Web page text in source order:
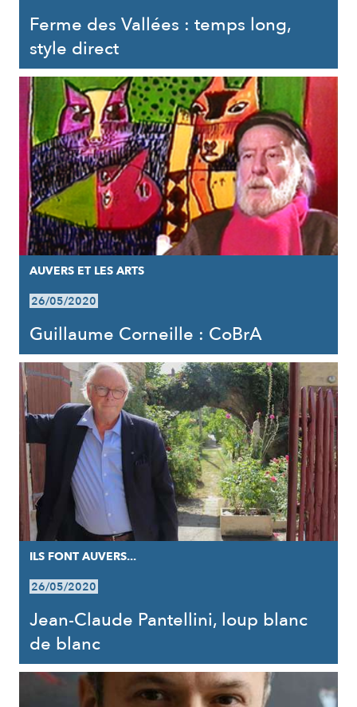
Ferme des Vallées : temps long,
style direct
AUVERS ET LES ARTS
26/05/2020
Guillaume Corneille : CoBrA
ILS FONT AUVERS...
26/05/2020
Jean-Claude Pantellini, loup blanc
de blanc